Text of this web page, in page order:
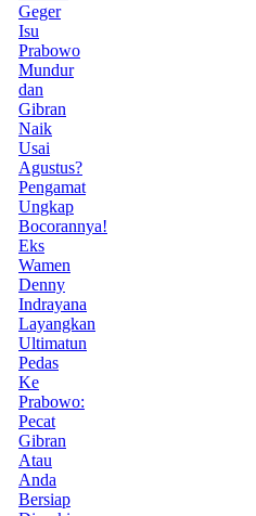
Geger
Isu
Prabowo
Mundur
dan
Gibran
Naik
Usai
Agustus?
Pengamat
Ungkap
Bocorannya!
Eks
Wamen
Denny
Indrayana
Layangkan
Ultimatun
Pedas
Ke
Prabowo:
Pecat
Gibran
Atau
Anda
Bersiap